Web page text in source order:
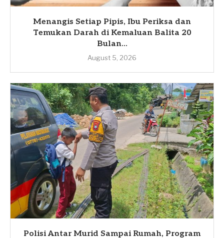
Menangis Setiap Pipis, Ibu Periksa dan
Temukan Darah di Kemaluan Balita 20
Bulan...
August 5, 2026
Polisi Antar Murid Sampai Rumah, Program